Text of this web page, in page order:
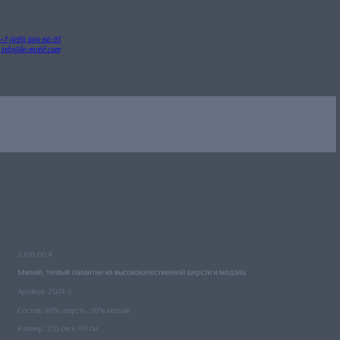
+7 (495) 664-66-93
info@le-motif.com
2,100.00 ₽
Мягкий, теплый палантин из высококачественной шерсти и модала
Артикул: ZG01-2
Состав: 80% шерсть, 20% модал
Размер: 220 см x 110 см